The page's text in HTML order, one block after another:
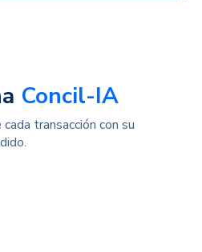
Concil-IA
transacción con su